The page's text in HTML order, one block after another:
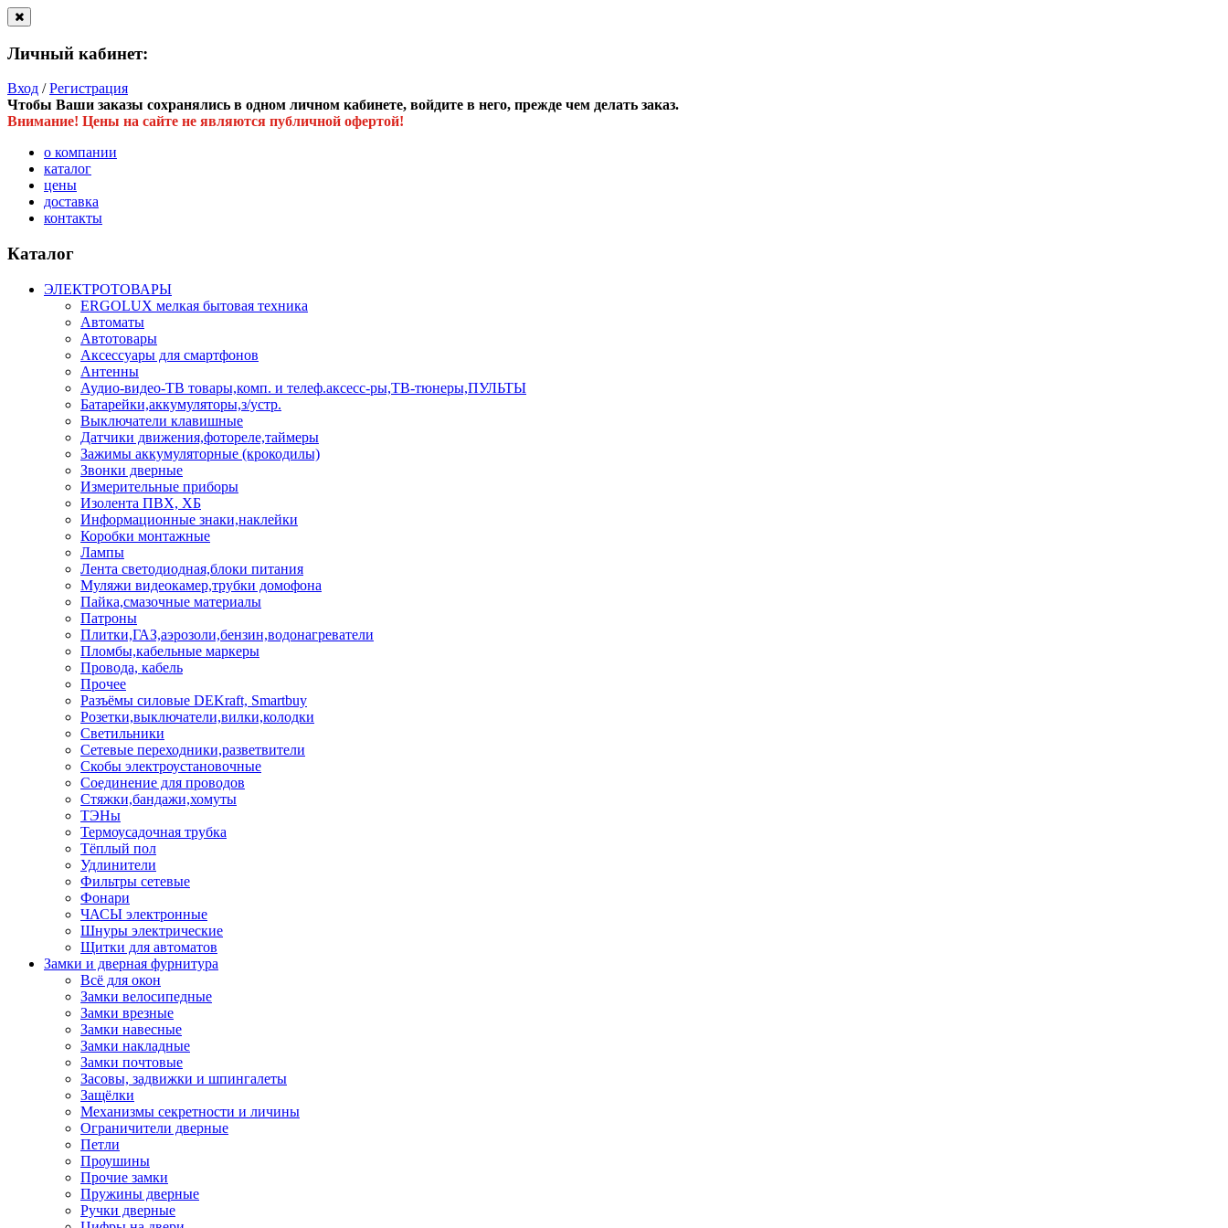
Личный кабинет:
Вход /Регистрация
Чтобы Ваши заказы сохранялись в одном личном кабинете, войдите в него, прежде чем делать заказ.
Внимание! Цены на сайте не являются публичной офертой!
о компании
каталог
цены
доставка
контакты
Каталог
ЭЛЕКТРОТОВАРЫ
ERGOLUX мелкая бытовая техника
Автоматы
Автотовары
Аксессуары для смартфонов
Антенны
Аудио-видео-ТВ товары,комп. и телеф.аксесс-ры,ТВ-тюнеры,ПУЛЬТЫ
Батарейки,аккумуляторы,з/устр.
Выключатели клавишные
Датчики движения,фотореле,таймеры
Зажимы аккумуляторные (крокодилы)
Звонки дверные
Измерительные приборы
Изолента ПВХ, ХБ
Информационные знаки,наклейки
Коробки монтажные
Лампы
Лента светодиодная,блоки питания
Муляжи видеокамер,трубки домофона
Пайка,смазочные материалы
Патроны
Плитки,ГАЗ,аэрозоли,бензин,водонагреватели
Пломбы,кабельные маркеры
Провода, кабель
Прочее
Разъёмы силовые DEKraft, Smartbuy
Розетки,выключатели,вилки,колодки
Светильники
Сетевые переходники,разветвители
Скобы электроустановочные
Соединение для проводов
Стяжки,бандажи,хомуты
ТЭНы
Термоусадочная трубка
Тёплый пол
Удлинители
Фильтры сетевые
Фонари
ЧАСЫ электронные
Шнуры электрические
Щитки для автоматов
Замки и дверная фурнитура
Всё для окон
Замки велосипедные
Замки врезные
Замки навесные
Замки накладные
Замки почтовые
Засовы, задвижки и шпингалеты
Защёлки
Механизмы секретности и личины
Ограничители дверные
Петли
Проушины
Прочие замки
Пружины дверные
Ручки дверные